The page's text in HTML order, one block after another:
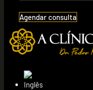
Agendar consulta